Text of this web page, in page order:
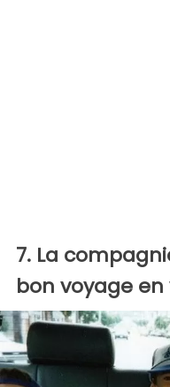
7. La
bon voyage